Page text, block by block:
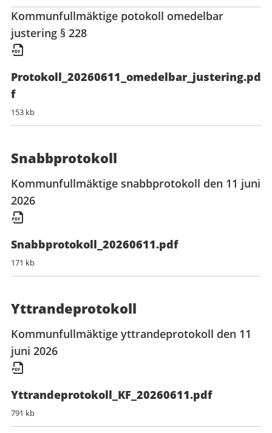
Kommunfullmäktige potokoll omedelbar
justering § 228
Protokoll_20260611_omedelbar_justering.pd
f
153 kb
Snabbprotokoll
Kommunfullmäktige snabbprotokoll den 11 juni
2026
Snabbprotokoll_20260611.pdf
171 kb
Yttrandeprotokoll
Kommunfullmäktige yttrandeprotokoll den 11
juni 2026
Yttrandeprotokoll_KF_20260611.pdf
791 kb